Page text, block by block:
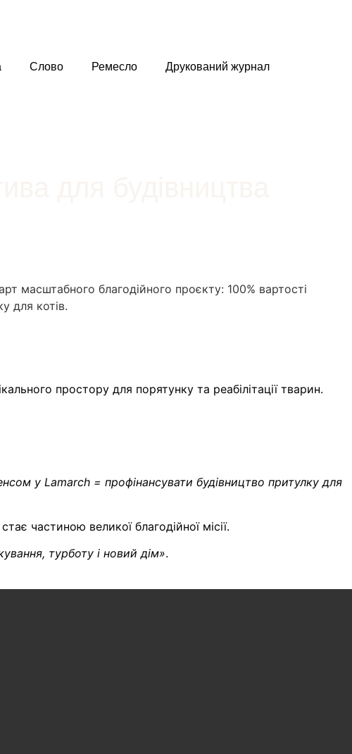
Слово Ремесло Друкований журнал
масштабного благодійного проєкту: 100% вартості
для котів.
простору для порятунку та реабілітації тварин.
у Lamarch = профінансувати будівництво притулку для
частиною великої благодійної місії.
турботу і новий дім».